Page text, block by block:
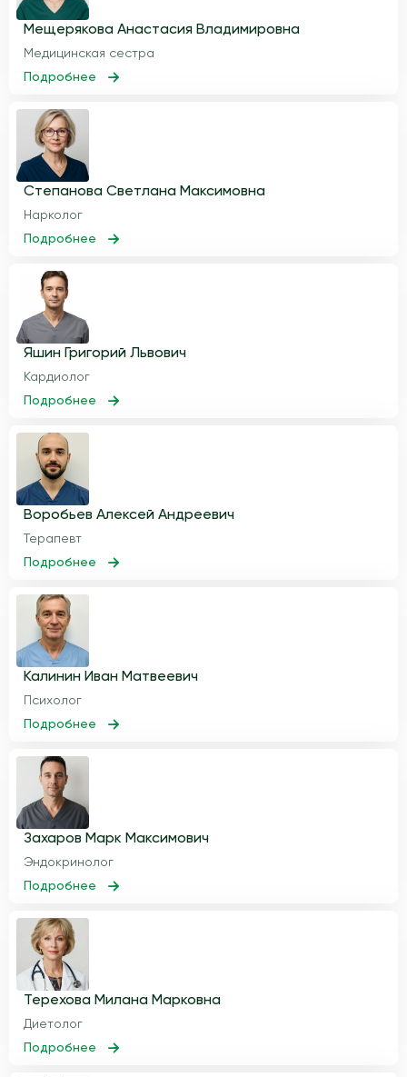
Мещерякова Анастасия Владимировна
Медицинская сестра
Подробнее
Степанова Светлана Максимовна
Нарколог
Подробнее
Яшин Григорий Львович
Кардиолог
Подробнее
Воробьев Алексей Андреевич
Терапевт
Подробнее
Калинин Иван Матвеевич
Психолог
Подробнее
Захаров Марк Максимович
Эндокринолог
Подробнее
Терехова Милана Марковна
Диетолог
Подробнее